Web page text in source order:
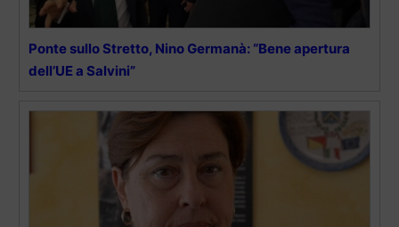
Ponte sullo Stretto, Nino Germanà: “Bene apertura
dell’UE a Salvini”